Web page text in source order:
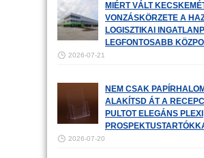
MIÉRT VÁLT
VONZÁSKÖRZETE A
LOGISZTIKAI
LEGFONTOSABB
2026-07-21
NEM CSAK
ALAKÍTSD ÁT A
PULTOT ELEGÁNS PLEXI
2026-07-20